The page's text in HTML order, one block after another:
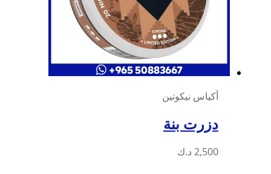
أكياس نيكوتين
دزرت بنة
2,500 د.ك